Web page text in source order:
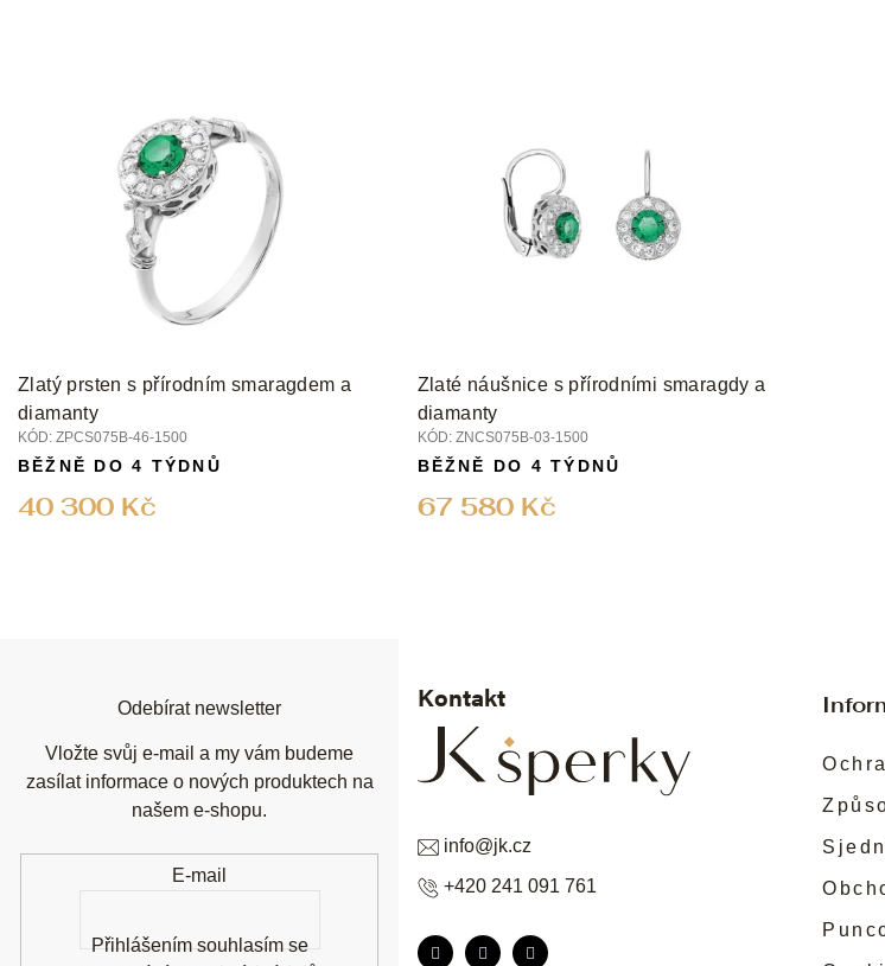
Zlatý prsten s přírodním smaragdem a
diamanty
KÓD: ZPCS075B-46-1500
40 300 Kč
BĚŽNĚ DO 4 TÝDNŮ
Zlaté náušnice s přírodními smaragdy a
diamanty
KÓD: ZNCS075B-03-1500
67 580 Kč
BĚŽNĚ DO 4 TÝDNŮ
Kontakt
info@jk.cz
+420 241 091 761
Odebírat newsletter
Vložte svůj e-mail a my vám budeme
zasílat informace o nových produktech na
našem e-shopu.
E-mail
Přihlášením souhlasím se